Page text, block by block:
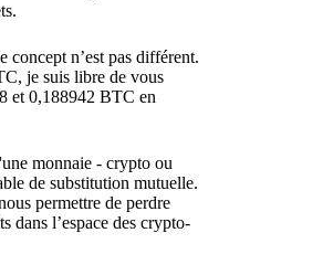
concept n’est pas différent.
je suis libre de vous
et 0,188942 BTC en
monnaie - crypto ou
de substitution mutuelle.
permettre de perdre
dans l’espace des crypto-